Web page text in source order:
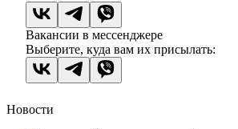
Вакансии в мессенджере
Выберите, куда вам их присылать:
Новости